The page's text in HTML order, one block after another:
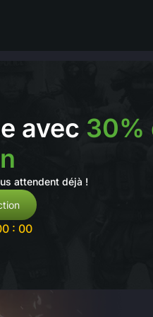
avec 30%
attendent déjà !
: 00